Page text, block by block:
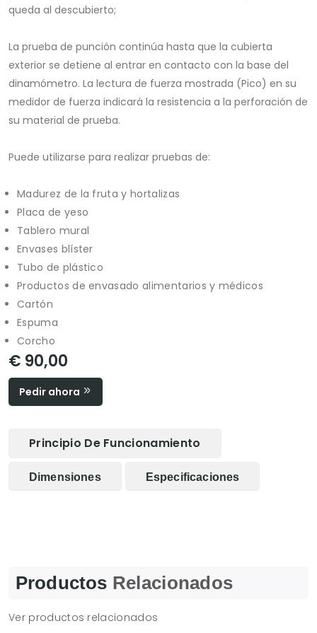
queda al descubierto;
La prueba de punción continúa hasta que la cubierta
exterior se detiene al entrar en contacto con la base del
dinamómetro. La lectura de fuerza mostrada (Pico) en su
medidor de fuerza indicará la resistencia a la perforación de
su material de prueba.
Puede utilizarse para realizar pruebas de:
Madurez de la fruta y hortalizas
Placa de yeso
Tablero mural
Envases blíster
Tubo de plástico
Productos de envasado alimentarios y médicos
Cartón
Espuma
Corcho
€ 90,00
Pedir ahora
Principio De Funcionamiento
Dimensiones Especificaciones
Productos Relacionados
Ver productos relacionados